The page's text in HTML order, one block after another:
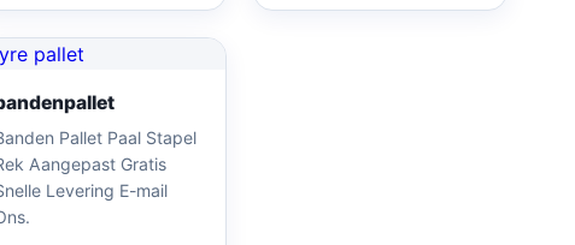
Pallet Paal Stapel
Aangepast Gratis
Levering E-mail